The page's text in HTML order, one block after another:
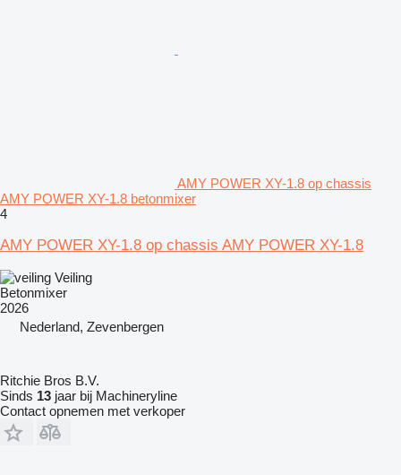
AMY POWER XY-1.8 op chassis
AMY POWER XY-1.8 betonmixer
4
AMY POWER XY-1.8 op chassis AMY POWER XY-1.8
Veiling
Betonmixer
2026
Nederland, Zevenbergen
Ritchie Bros B.V.
Sinds 13 jaar bij Machineryline
Contact opnemen met verkoper